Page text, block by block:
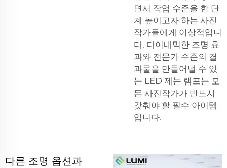
면서 작업 수준을 한 단
계 높이고자 하는 사진
작가들에게 이상적입니
다. 다이내믹한 조명 효
과와 전문가 수준의 결
과물을 만들어낼 수 있
는 LED 제논 램프는 모
든 사진작가가 반드시
갖춰야 할 필수 아이템
입니다.
다른 조명 옵션과